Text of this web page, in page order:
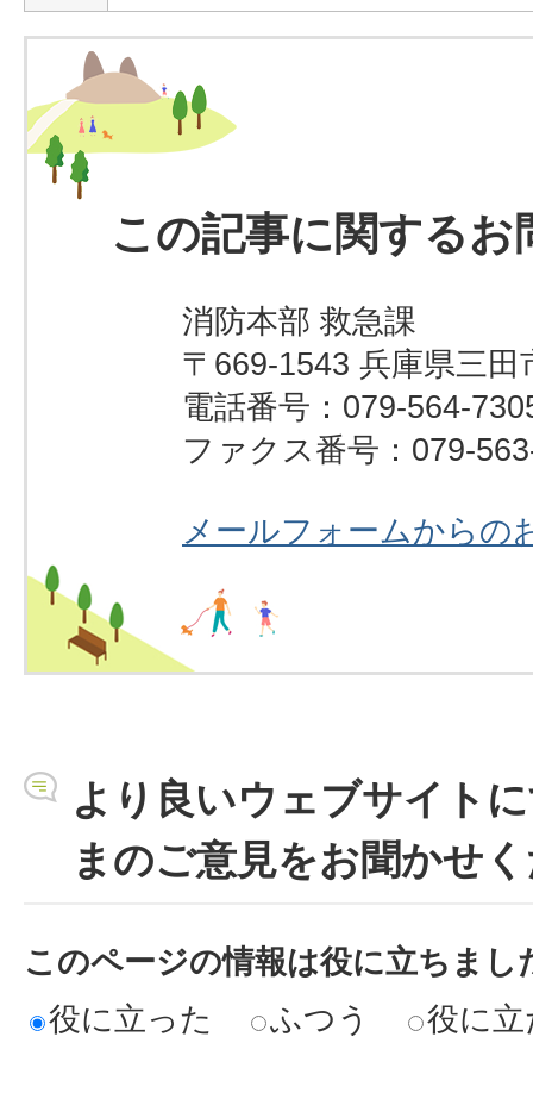
この記事に関するお
消防本部 救急課
〒669-1543 兵庫県三田
電話番号：079-
ファクス番号：079-
メールフォームからの
より良いウェブサイト
まのご意見をお聞かせ
このページの情報は役に立ちまし
役に立った
ふつう 役に